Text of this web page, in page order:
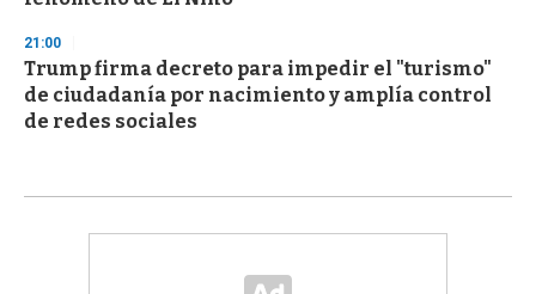
21:00
Trump firma decreto para impedir el "turismo"
de ciudadanía por nacimiento y amplía control
de redes sociales